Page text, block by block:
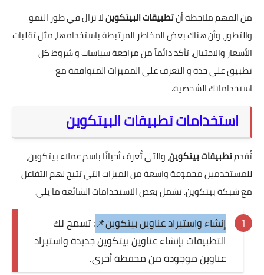
من المهم ملاحظة أنتطبيقات البيتكوينلا تزال في طور النمو
والتطور، وأن هناك بعض المخاطر المرتبطة باستخدامها، مثل تقلبات
الأسعار والاحتيال، تأكد دائماً من مراجعة سياسات و شروط كل
تطبيق على حدة و التعرف على المميزات المتوافقة مع
استخداماتك الشخصية.
استخدامات تطبيقات البيتكوين
تُقدمتطبيقات بيتكوين، والتي تُعرف أحيانًا باسم عملاء بيتكوين،
للمستخدمين مجموعة واسعة من الميزات التي تتيح لهم التفاعل
مع شبكة بيتكوين. تشمل بعض الاستخدامات الشائعة ما يلي.
إنشاء واستيراد عناوين بيتكوين📌: تسمح لك
التطبيقات بإنشاء عناوين بيتكوين جديدة واستيراد
عناوين موجودة من محفظة أخرى.